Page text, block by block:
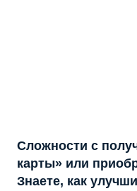
Сложности с
карты» или
Знаете, как